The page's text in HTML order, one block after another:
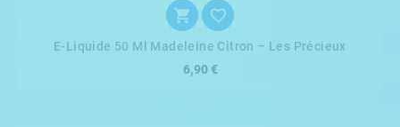
 
E-Liquide 50 Ml Madeleine Citron – Les Précieux
6,90 €